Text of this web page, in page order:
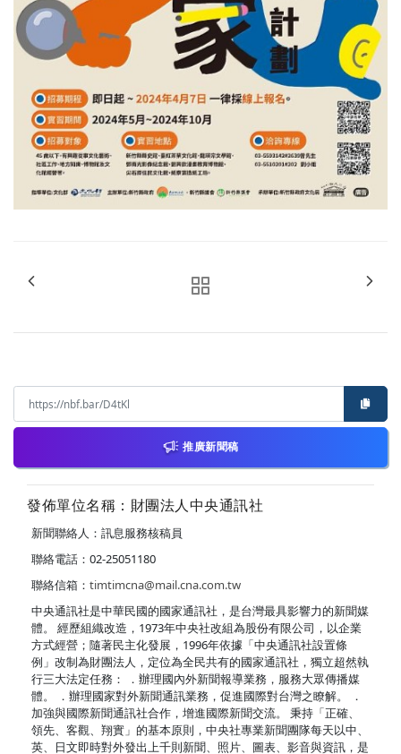
推廣新聞稿
發佈單位名稱：財團法人中央通訊社
新聞聯絡人：訊息服務核稿員
聯絡電話：02-25051180
聯絡信箱： timtimcna@mail.cna.com.tw
中央通訊社是中華民國的國家通訊社，是台灣最具影響力的新聞媒
體。 經歷組織改造，1973年中央社改組為股份有限公司，以企業
方式經營；隨著民主化發展，1996年依據「中央通訊社設置條
例」改制為財團法人，定位為全民共有的國家通訊社，獨立超然執
行三大法定任務： ．辦理國內外新聞報導業務，服務大眾傳播媒
體。 ．辦理國家對外新聞通訊業務，促進國際對台灣之瞭解。 ．
加強與國際新聞通訊社合作，增進國際新聞交流。 秉持「正確、
領先、客觀、翔實」的基本原則，中央社專業新聞團隊每天以中、
英、日文即時對外發出上千則新聞、照片、圖表、影音與資訊，是